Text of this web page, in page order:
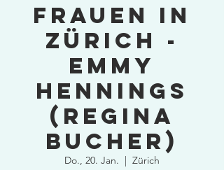
Frauen in
Zürich -
Emmy
Hennings
(Regina
Bucher)
Do., 20. Jan.
  |
Zürich